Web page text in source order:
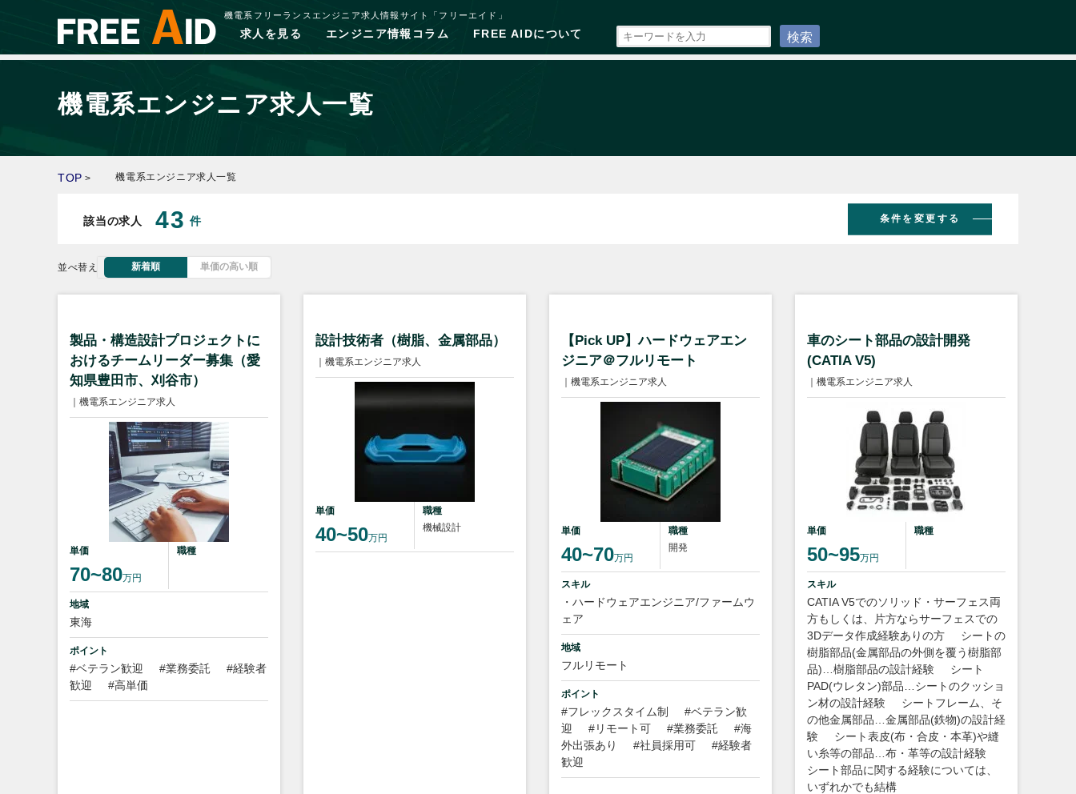
機電系フリーランスエンジニア求人情報サイト「フリーエイド」
求人を見る エンジニア情報コラム FREE AIDについて 検索
機電系エンジニア求人一覧
TOP > 機電系エンジニア求人一覧
該当の求人 43 件 条件を変更する
並べ替え 新着順 単価の高い順
製品・構造設計プロジェクトに
おけるチームリーダー募集（愛
知県豊田市、刈谷市）
｜機電系エンジニア求人
単価
70~80万円
職種
地域
東海
ポイント
#ベテラン歓迎 #業務委託
#経験者
歓迎
#高単価
設計技術者（樹脂、金属部品）
｜機電系エンジニア求人
単価
40~50万円
職種
機械設計
【Pick UP】ハードウェアエン
ジニア＠フルリモート
｜機電系エンジニア求人
単価
40~70万円
職種
開発
スキル
・ハードウェアエンジニア/ファームウ
ェア
地域
フルリモート
ポイント
#フレックスタイム制
#ベテラン歓
迎
#リモート可 #業務委託
#海
外出張あり
#社員採用可
#経験者
歓迎
車のシート部品の設計開発
(CATIA V5)
｜機電系エンジニア求人
単価
50~95万円
職種
スキル
CATIA V5でのソリッド・サーフェス両
方もしくは、片方ならサーフェスでの
3Dデータ作成経験ありの方
シートの
樹脂部品(金属部品の外側を覆う樹脂部
品)…樹脂部品の設計経験
シート
PAD(ウレタン)部品…シートのクッショ
ン材の設計経験
シートフレーム、そ
の他金属部品…金属部品(鉄物)の設計経
験
シート表皮(布・合皮・本革)や縫
い糸等の部品…布・革等の設計経験
シート部品に関する経験については、
いずれかでも結構